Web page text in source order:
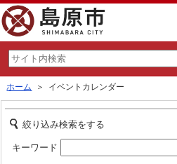
ホーム ＞ イベントカレンダー
絞り込み検索をする
キーワード